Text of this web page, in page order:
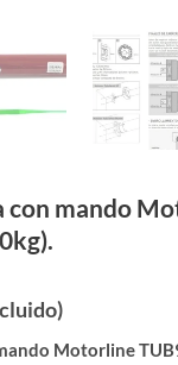
con mando
Motorline